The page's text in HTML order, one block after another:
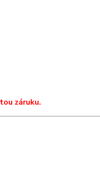
záruku.